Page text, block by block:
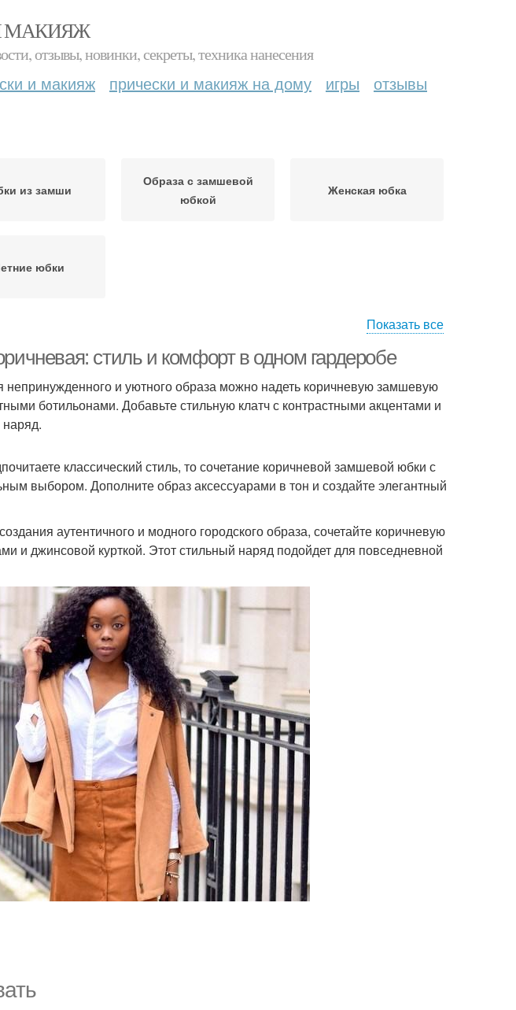
МАКИЯЖ
отзывы, новинки, секреты, техника нанесения
и макияж прически и макияж на дому игры отзывы
из замши
Образа с замшевой
юбкой
Женская юбка
юбки
Показать все
стиль и комфорт в одном гардеробе
и уютного образа можно надеть коричневую замшевую
ботильонами. Добавьте стильную клатч с контрастными акцентами и
классический стиль, то сочетание коричневой замшевой юбки с
выбором. Дополните образ аксессуарами в тон и создайте элегантный
аутентичного и модного городского образа, сочетайте коричневую
и джинсовой курткой. Этот стильный наряд подойдет для повседневной